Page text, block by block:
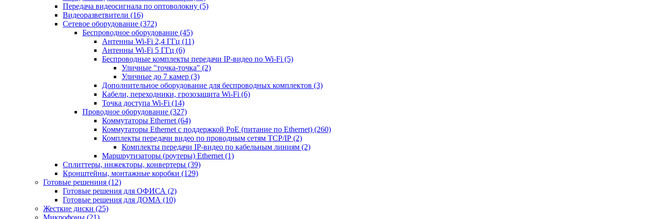
Передача видеосигнала по оптоволокну (5)
Видеоразветвители (16)
Сетевое оборудование (372)
Беспроводное оборудование (45)
Антенны Wi-Fi 2,4 ГГц (11)
Антенны Wi-Fi 5 ГГц (6)
Беспроводные комплекты передачи IP-видео по Wi-Fi (5)
Уличные "точка-точка" (2)
Уличные до 7 камер (3)
Дополнительное оборудование для беспроводных комплектов (3)
Кабели, переходники, грозозащита Wi-Fi (6)
Точка доступа Wi-Fi (14)
Проводное оборудование (327)
Коммутаторы Ethernet (64)
Коммутаторы Ethernet с поддержкой PoE (питание по Ethernet) (260)
Комплекты передачи видео по проводным сетям TCP/IP (2)
Комплекты передачи IP-видео по кабельным линиям (2)
Маршрутизаторы (роутеры) Ethernet (1)
Сплиттеры, инжекторы, конвертеры (39)
Кронштейны, монтажные коробки (129)
Готовые решениия (12)
Готовые решения для ОФИСА (2)
Готовые решения для ДОМА (10)
Жесткие диски (25)
Микрофоны (21)